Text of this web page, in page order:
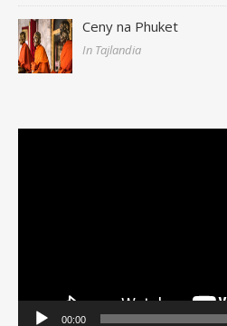
Ceny na Phuket
In Tajlandia
00:00